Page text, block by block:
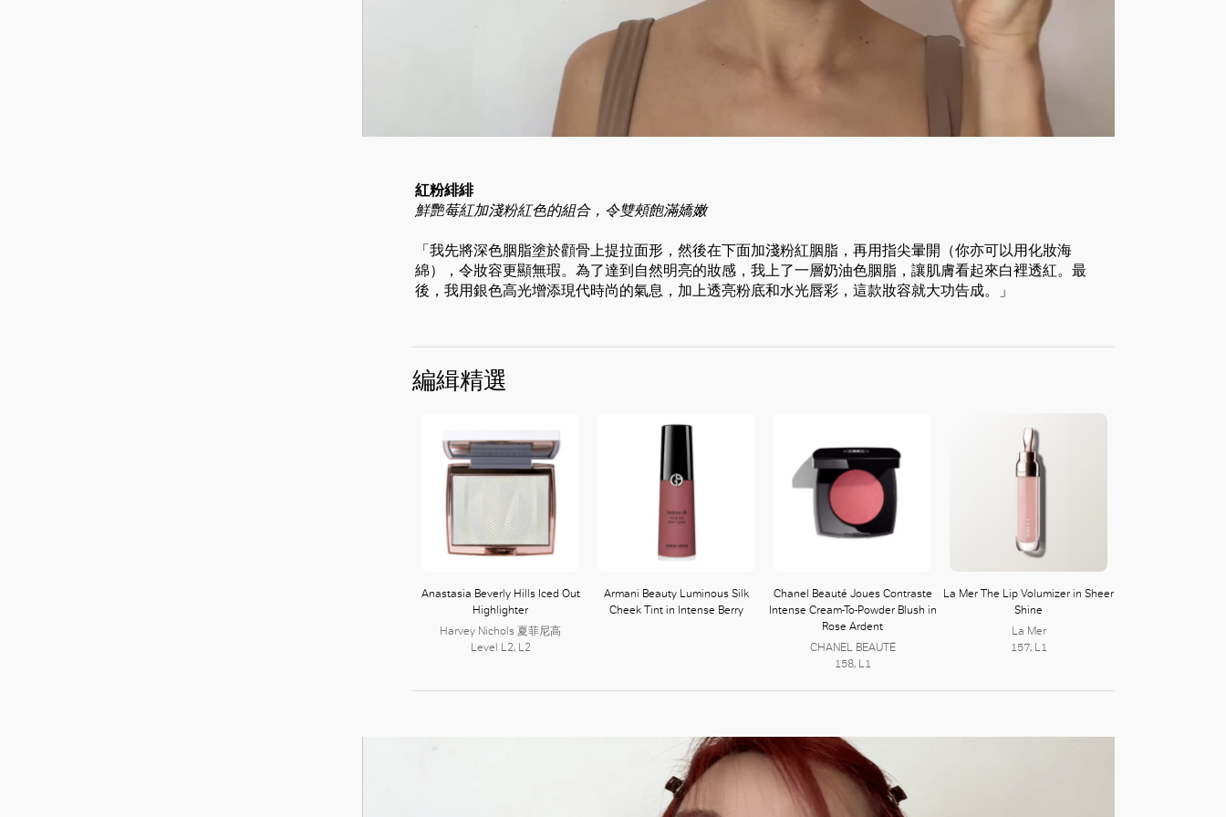
紅粉緋緋
鮮艷莓紅加淺粉紅色的組合，令雙頰飽滿嬌嫩
「我先將深色胭脂塗於顴骨上提拉面形，然後在下面加淺粉紅胭脂，再用指尖暈開（你亦可以用化妝海
綿），令妝容更顯無瑕。為了達到自然明亮的妝感，我上了一層奶油色胭脂，讓肌膚看起來白裡透紅。最
後，我用銀色高光增添現代時尚的氣息，加上透亮粉底和水光唇彩，這款妝容就大功告成。」
編緝精選
Anastasia Beverly Hills Iced Out
Highlighter
Harvey Nichols 夏菲尼高
Level L2, L2
Armani Beauty Luminous Silk
Cheek Tint in Intense Berry
Chanel Beauté Joues Contraste
Intense Cream-To-Powder Blush in
Rose Ardent
CHANEL BEAUTÉ
158, L1
La Mer The Lip Volumizer in Sheer
Shine
La Mer
157, L1